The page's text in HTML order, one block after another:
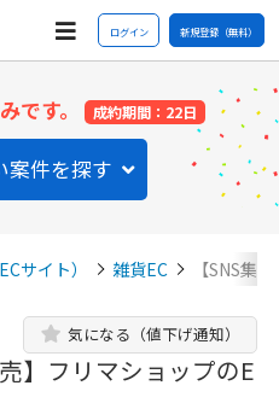
ログイン 新規登録（無料）
です。 成約期間：22日
案件を探す
サイト） 雑貨EC 【SNS集
】フリマショップのE
気になる（値下げ通知）